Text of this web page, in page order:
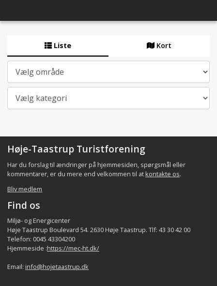
Liste Kort
Høje-Taastrup Turistforening
Har du forslag til ændringer på hjemmesiden, spørgsmål eller
kommentarer, er du mere end velkommen til at kontakte os.
Bliv medlem
Find os
Miljø- og Energicenter
Høje Taastrup Boulevard 54. 2630 Høje Taastrup. Tlf: 43 30 42 00
Telefon: 0045 43304200
Hjemmeside :https://mec-ht.dk/
Email: info@hojetaastrup.dk